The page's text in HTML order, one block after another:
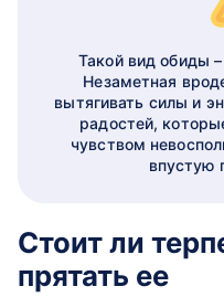
Такой вид обиды
Незаметная
вытягивать силы и
радостей,
чувством
впустую
Стоит ли
прятать ее